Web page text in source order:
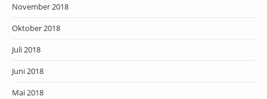
November 2018
Oktober 2018
Juli 2018
Juni 2018
Mai 2018